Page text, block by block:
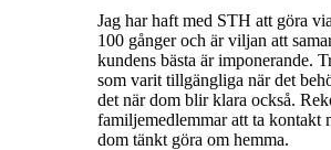
Jag har haft med STH att göra
100 gånger och är viljan att
kundens bästa är imponerande.
som varit tillgängliga när det
det när dom blir klara också.
familjemedlemmar att ta kontakt
dom tänkt göra om hemma.